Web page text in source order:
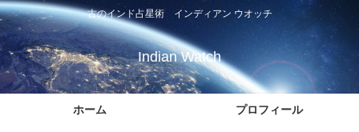
古のインド占星術 インディアン ウオッチ
Indian Watch
ホーム プロフィール